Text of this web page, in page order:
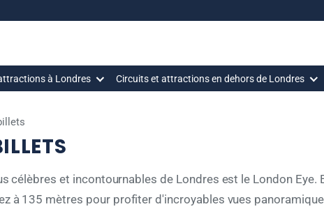
à Londres Circuits et attractions en dehors de Londres
célèbres et incontournables de Londres est le London
à 135 mètres pour profiter d'incroyables vues